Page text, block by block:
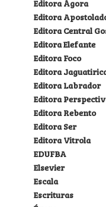
Editora Ágora
Editora
Editora Central
Editora Elefante
Editora Foco
Editora
Editora Labrador
Editora
Editora Rebento
Editora Ser
Editora Vitrola
EDUFBA
Elsevier
Escala
Escrituras